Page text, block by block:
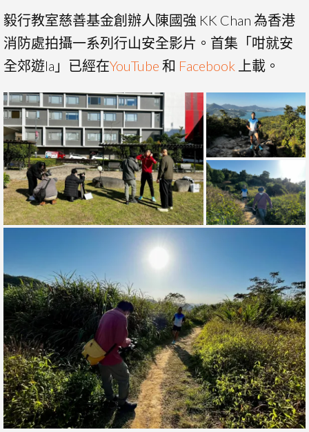
毅行教室慈善基金創辦人陳國強 KK Chan 為香港
消防處拍攝一系列行山安全影片。首集「咁就安
全郊遊la」已經在YouTube 和 Facebook 上載。